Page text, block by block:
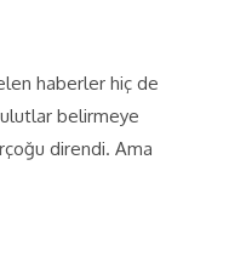
haberler hiç de
belirmeye
direndi. Ama